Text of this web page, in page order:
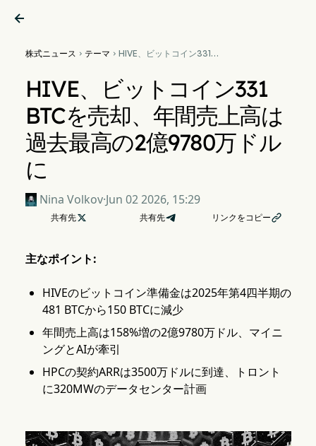

株式ニュース  テーマ  HIVE、ビットコイン331
去最高の2億9780万ドルに
HIVE、ビットコイン331
BTCを売却、年間売上高は
過去最高の2億9780万ドル
に
Nina Volkov·Jun 02 2026, 15:29
共有先 共有先 リンクをコピー
主なポイント:
HIVEのビットコイン準備金は2025年第4四半期の
481 BTCから150 BTCに減少
年間売上高は158%増の2億9780万ドル、マイニ
ングとAIが牽引
HPCの契約ARRは3500万ドルに到達、トロント
に320MWのデータセンター計画